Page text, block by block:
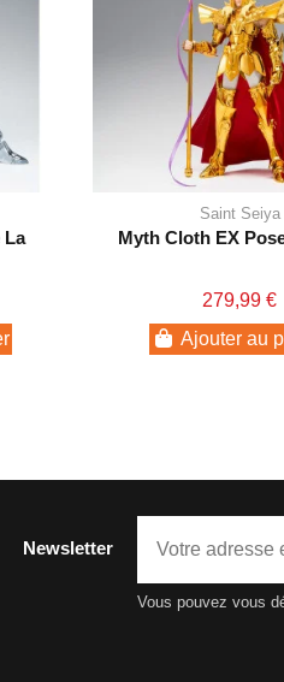
La
Saint Seiya
Myth Cloth EX
279,99 €
Ajouter au
Newsletter
Vous pouvez vous